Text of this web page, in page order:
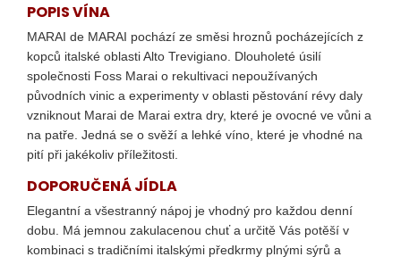
POPIS VÍNA
MARAI de MARAI pochází ze směsi hroznů pocházejících z
kopců italské oblasti Alto Trevigiano. Dlouholeté úsilí
společnosti Foss Marai o rekultivaci nepoužívaných
původních vinic a experimenty v oblasti pěstování révy daly
vzniknout Marai de Marai extra dry, které je ovocné ve vůni a
na patře. Jedná se o svěží a lehké víno, které je vhodné na
pití při jakékoliv příležitosti.
DOPORUČENÁ JÍDLA
Elegantní a všestranný nápoj je vhodný pro každou denní
dobu. Má jemnou zakulacenou chuť a určitě Vás potěší v
kombinaci s tradičními italskými předkrmy plnými sýrů a
p
o
u
č
u
e
e
MORELLINO